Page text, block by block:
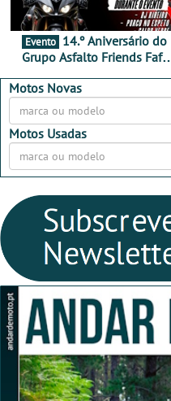
Evento
Grupo Asfalto Friends Fafe,
2026
Motos Novas
Motos Usadas